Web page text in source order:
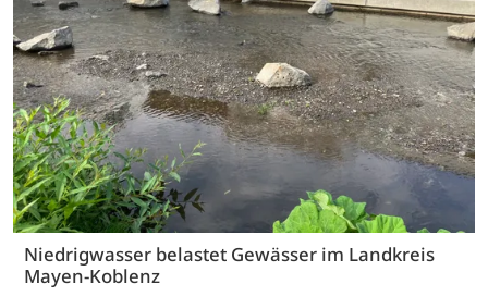
Niedrigwasser belastet Gewässer im Landkreis
Mayen-Koblenz